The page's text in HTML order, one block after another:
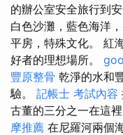
的辦公室安全旅行到
白色沙灘，藍色海洋
平房，特殊文化。 紅
好者的理想場所。
豐原整骨 乾淨的水和
驗。 記帳士 考試內容
古董的三分之一在這裡
摩推薦 在尼羅河兩個